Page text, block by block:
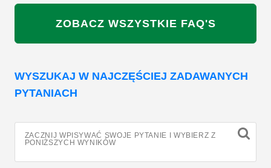
ZOBACZ WSZYSTKIE FAQ'S
WYSZUKAJ W NAJCZĘŚCIEJ ZADAWANYCH
PYTANIACH
ZACZNIJ WPISYWAĆ SWOJE PYTANIE I WYBIERZ Z
PONIŻSZYCH WYNIKÓW